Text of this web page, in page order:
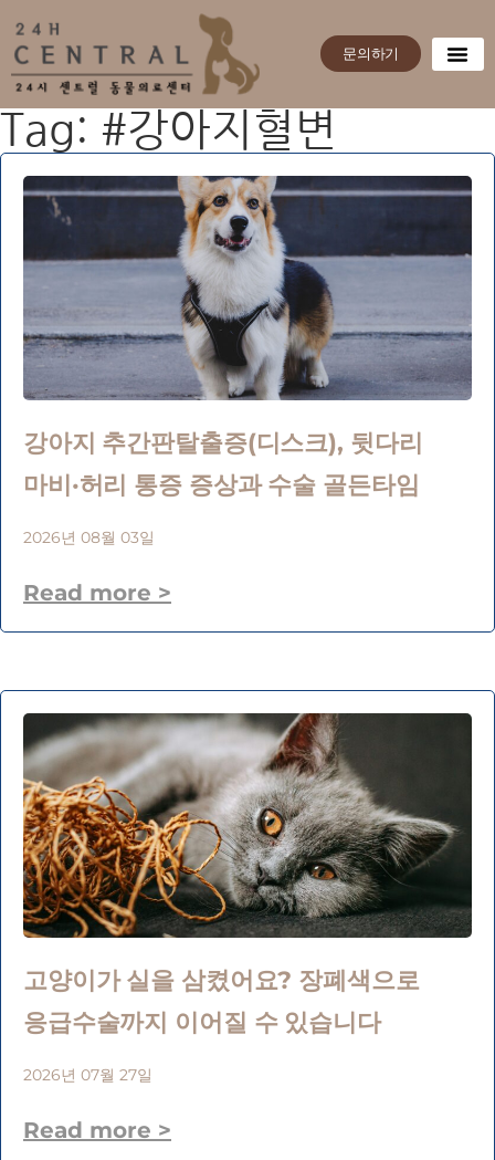
문의하기
Tag: #강아지혈변
강아지 추간판탈출증(디스크), 뒷다리
마비·허리 통증 증상과 수술 골든타임
2026년 08월 03일
Read more >
고양이가 실을 삼켰어요? 장폐색으로
응급수술까지 이어질 수 있습니다
2026년 07월 27일
Read more >